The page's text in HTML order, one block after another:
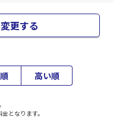
更する
高い順
となります。